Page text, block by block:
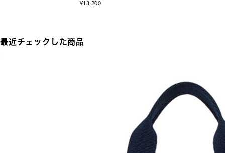
¥13,200
最近チェックした商品